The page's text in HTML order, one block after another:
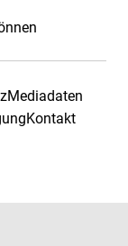
Mediadaten
Kontakt